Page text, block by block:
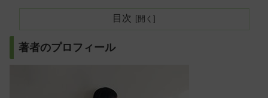
目次
著者のプロフィール